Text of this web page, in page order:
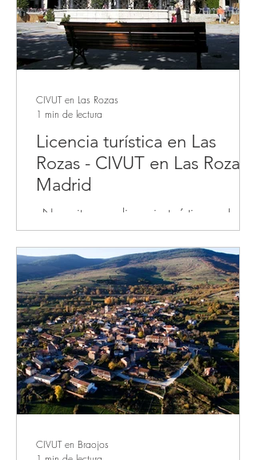
Licencia turística en Las
Rozas - CIVUT en Las Rozas
Madrid
¿Necesitas una licencia turística en Las
Rozas o CIVUT para poder alquilar tu
apartamento turístico en plataformas de
alquiler turístico...
CIVUT en Las Rozas
1 min de lectura
CIVUT en Braojos